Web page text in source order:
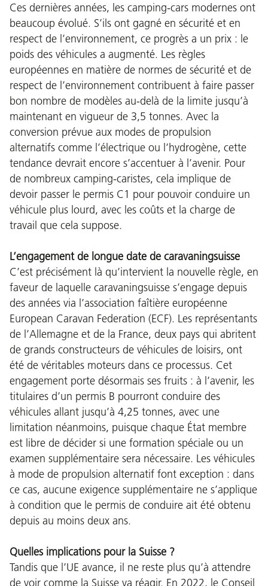
Ces dernières années, les camping-cars modernes ont
beaucoup évolué. S’ils ont gagné en sécurité et en
respect de l’environnement, ce progrès a un prix : le
poids des véhicules a augmenté. Les règles
européennes en matière de normes de sécurité et de
respect de l’environnement contribuent à faire passer
bon nombre de modèles au-delà de la limite jusqu’à
maintenant en vigueur de 3,5 tonnes. Avec la
conversion prévue aux modes de propulsion
alternatifs comme l’électrique ou l’hydrogène, cette
tendance devrait encore s’accentuer à l’avenir. Pour
de nombreux camping-caristes, cela implique de
devoir passer le permis C1 pour pouvoir conduire un
véhicule plus lourd, avec les coûts et la charge de
travail que cela suppose.
L’engagement de longue date de caravaningsuisse
C’est précisément là qu’intervient la nouvelle règle, en
faveur de laquelle caravaningsuisse s’engage depuis
des années via l’association faîtière européenne
European Caravan Federation (ECF). Les représentants
de l’Allemagne et de la France, deux pays qui abritent
de grands constructeurs de véhicules de loisirs, ont
été de véritables moteurs dans ce processus. Cet
engagement porte désormais ses fruits : à l’avenir, les
titulaires d’un permis B pourront conduire des
véhicules allant jusqu’à 4,25 tonnes, avec une
limitation néanmoins, puisque chaque État membre
est libre de décider si une formation spéciale ou un
examen supplémentaire sera nécessaire. Les véhicules
à mode de propulsion alternatif font exception : dans
ce cas, aucune exigence supplémentaire ne s’applique
à condition que le permis de conduire ait été obtenu
depuis au moins deux ans.
Quelles implications pour la Suisse ?
Tandis que l’UE avance, il ne reste plus qu’à attendre
de voir comme la Suisse va réagir. En 2022, le Conseil